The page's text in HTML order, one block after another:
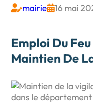
mairie16 mai
Emploi Du
Maintien De